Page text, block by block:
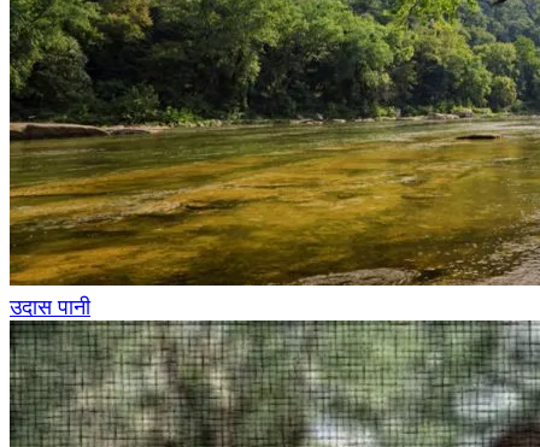
उदास पानी